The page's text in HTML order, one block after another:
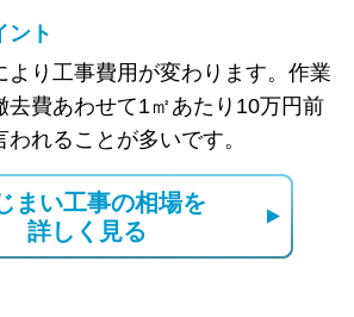
ント
より工事費用が変わります。作業
去費あわせて1㎡あたり10万円前
れることが多いです。
まい工事の相場を
詳しく見る